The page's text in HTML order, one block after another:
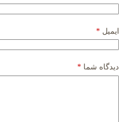
ایمیل *
دیدگاه شما *